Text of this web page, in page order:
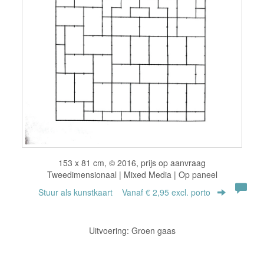
153 x 81 cm, © 2016, prijs op aanvraag
Tweedimensionaal | Mixed Media | Op paneel
Stuur als kunstkaart Vanaf € 2,95 excl. porto
Uitvoering: Groen gaas